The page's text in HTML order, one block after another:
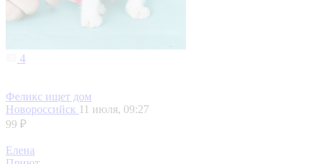
4
Феликс ищет дом
Новороссийск 11 июля, 09:27
99 ₽
Елена